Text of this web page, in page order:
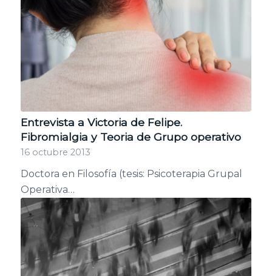
Entrevista a Victoria de Felipe.
Fibromialgia y Teoria de Grupo operativo
16 octubre 2013
Doctora en Filosofía (tesis: Psicoterapia Grupal
Operativa…